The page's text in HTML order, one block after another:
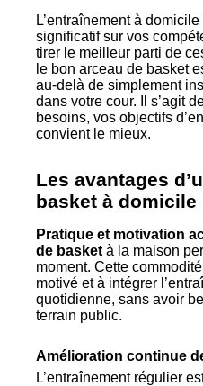
L’entraînement à
significatif sur vos
tirer le meilleur parti de
le bon arceau de basket
au-delà de simplement
dans votre cour. Il s’agit
besoins, vos objectifs
convient le mieux.
Les avantages
basket à domicile
Pratique et motivation
de basket à la maison
moment. Cette
motivé et à intégrer
quotidienne, sans avoir
terrain public.
Amélioration continue
L’entraînement régulier